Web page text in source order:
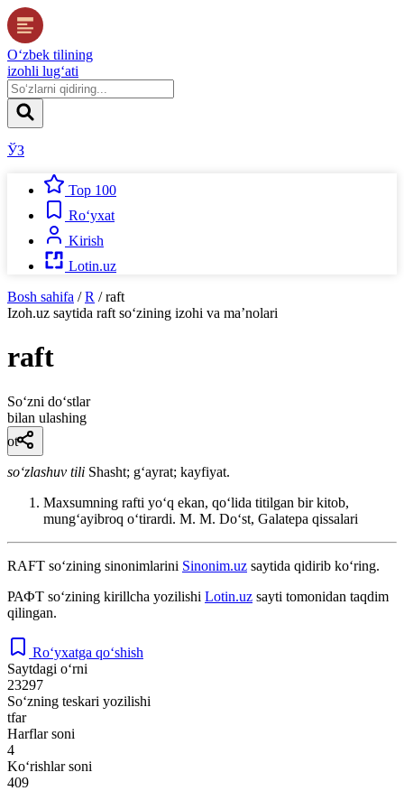
O‘zbek tilining
izohli lug‘ati
ЎЗ
Top 100
Ro‘yxat
Kirish
Lotin.uz
Bosh sahifa / R / raft
Izoh.uz saytida raft so‘zining izohi va ma’nolari
raft
So‘zni do‘stlar
bilan ulashing
ot
so‘zlashuv tili Shasht; gʻayrat; kayfiyat.
Maxsumning rafti yoʻq ekan, qoʻlida titilgan bir kitob,
mungʻayibroq oʻtirardi. M. M. Doʻst, Galatepa qissalari
RAFT so‘zining sinonimlarini Sinonim.uz saytida qidirib ko‘ring.
РАФТ so‘zining kirillcha yozilishi Lotin.uz sayti tomonidan taqdim
qilingan.
Ro‘yxatga qo‘shish
Saytdagi o‘rni
23297
So‘zning teskari yozilishi
tfar
Harflar soni
4
Ko‘rishlar soni
409